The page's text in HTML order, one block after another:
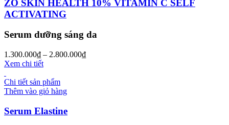
ZO SKIN HEALTH 10% VITAMIN C SELF
ACTIVATING
Serum dưỡng sáng da
1.300.000₫ – 2.800.000₫
Xem chi tiết
Chi tiết sản phẩm
Thêm vào giỏ hàng
Serum Elastine